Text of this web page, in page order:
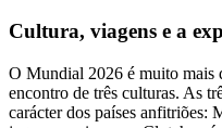
Cultura, viagens e a
O Mundial 2026 é muito mais
encontro de três culturas. As
carácter dos países anfitriões: